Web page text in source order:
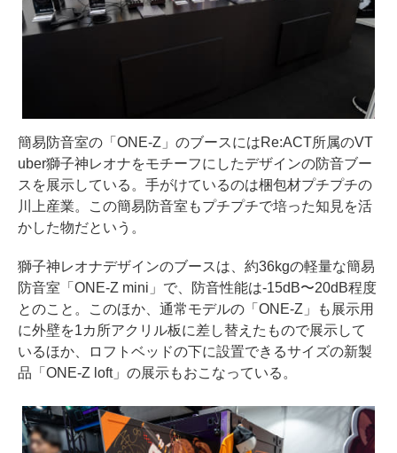
簡易防音室の「ONE-Z」のブースにはRe:ACT所属のVT
uber獅子神レオナをモチーフにしたデザインの防音ブー
スを展示している。手がけているのは梱包材プチプチの
川上産業。この簡易防音室もプチプチで培った知見を活
かした物だという。
獅子神レオナデザインのブースは、約36kgの軽量な簡易
防音室「ONE-Z mini」で、防音性能は-15dB〜20dB程度
とのこと。このほか、通常モデルの「ONE-Z」も展示用
に外壁を1カ所アクリル板に差し替えたもので展示して
いるほか、ロフトベッドの下に設置できるサイズの新製
品「ONE-Z loft」の展示もおこなっている。